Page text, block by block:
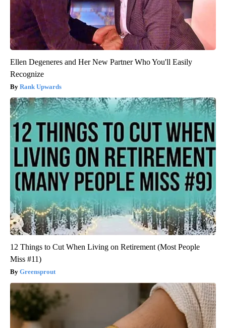
Ellen Degeneres and Her New Partner Who You'll Easily
Recognize
Rank Upwards
12 Things to Cut When Living on Retirement (Most People
Miss #11)
Greensprout